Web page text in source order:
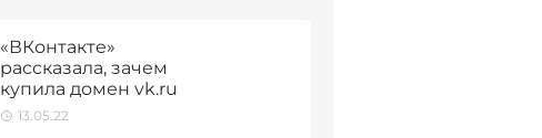
«ВКонтакте»
рассказала, зачем
купила домен vk.ru
13.05.22